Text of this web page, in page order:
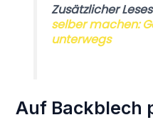
Zusätzlicher
selber machen:
unterwegs
Auf Backblech